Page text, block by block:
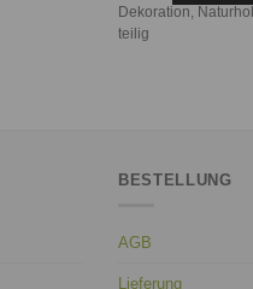
Dekoration,
teilig
BESTELLUNG
AGB
Lieferung